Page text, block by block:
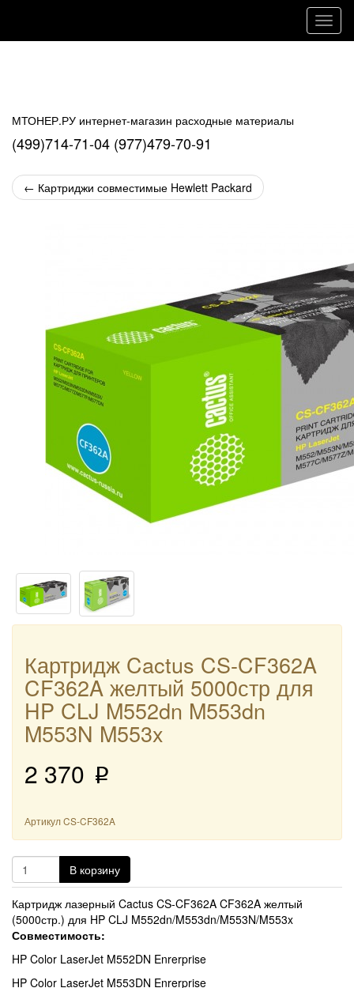
МТОНЕР.РУ интернет-магазин расходные материалы
(499)714-71-04 (977)479-70-91
← Картриджи совместимые Hewlett Packard
Картридж Cactus CS-CF362A
CF362A желтый 5000стр для
HP CLJ M552dn M553dn
M553N M553x
2 370 p
АртикулCS-CF362A
В корзину
Картридж лазерный Cactus CS-CF362A CF362A желтый
(5000стр.) для HP CLJ M552dn/M553dn/M553N/M553x
Совместимость:
HP Color LaserJet M552DN Enrerprise
HP Color LaserJet M553DN Enrerprise